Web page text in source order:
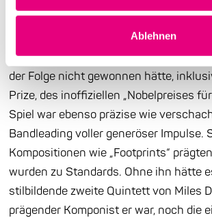
Ablehnen
Empfehlung John Coltranes von Miles
Blakey abgeworben. Damit hatte
den Olymp erreicht. Uns fällt kein
der Folge nicht gewonnen hätte,
Prize, des inoffiziellen „Nobelpreises
Spiel war ebenso präzise wie
Bandleading voller generöser Impulse.
Kompositionen wie „Footprints“
wurden zu Standards. Ohne ihn hätte
stilbildende zweite Quintett von Miles
prägender Komponist er war, noch die